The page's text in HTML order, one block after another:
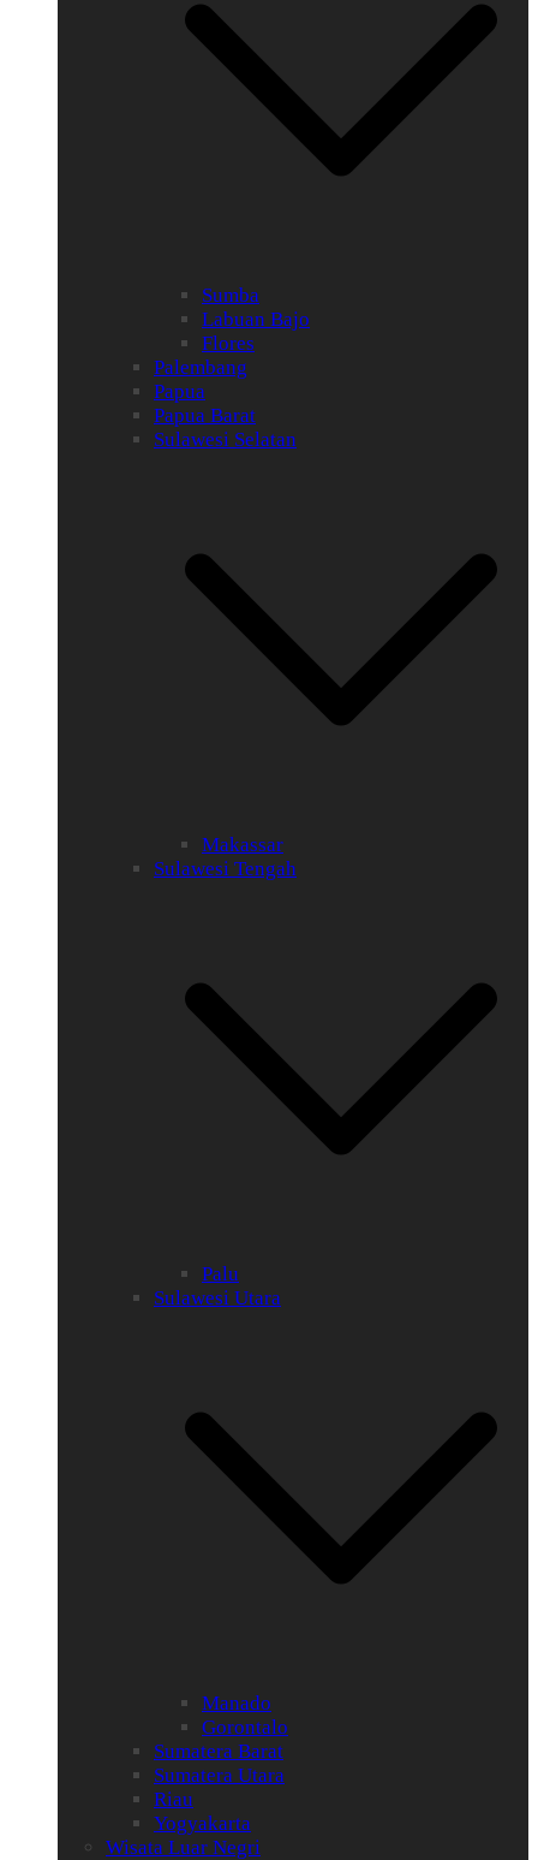
Sumba
Labuan Bajo
Flores
Palembang
Papua
Papua Barat
Sulawesi Selatan
Makassar
Sulawesi Tengah
Palu
Sulawesi Utara
Manado
Gorontalo
Sumatera Barat
Sumatera Utara
Riau
Yogyakarta
Wisata Luar Negri